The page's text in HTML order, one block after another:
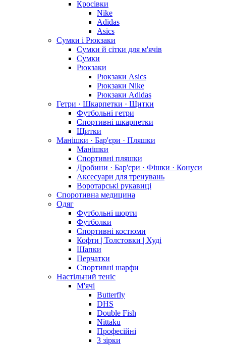
Кросівки
Nike
Adidas
Asics
Сумки і Рюкзаки
Сумки й сітки для м'ячів
Сумки
Рюкзаки
Рюкзаки Asics
Рюкзаки Nike
Рюкзаки Adidas
Гетри · Шкарпетки · Щитки
Футбольні гетри
Спортивні шкарпетки
Щитки
Манішки · Бар'єри · Пляшки
Манішки
Спортивні пляшки
Дробини · Бар'єри · Фішки · Конуси
Аксесуари для тренувань
Воротарські рукавиці
Споротивна медицина
Одяг
Футбольні шорти
Футболки
Спортивні костюми
Кофти | Толстовки | Худі
Шапки
Перчатки
Спортивні шарфи
Настільний теніс
М'ячі
Butterfly
DHS
Double Fish
Nittaku
Професійні
3 зірки